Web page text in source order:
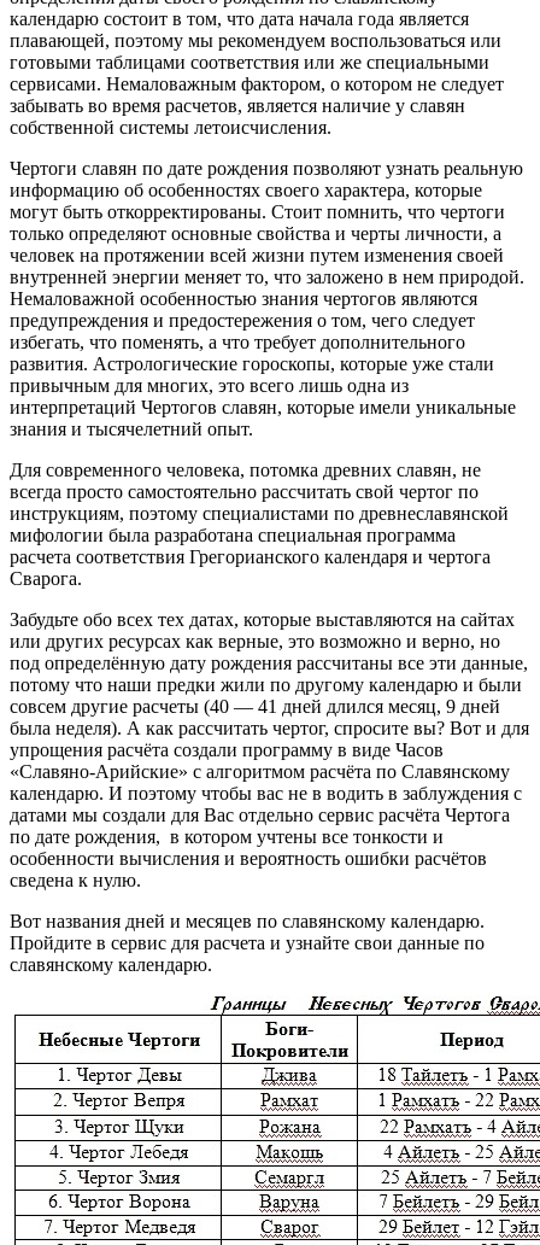
календарю состоит в том, что дата начала года является
плавающей, поэтому мы рекомендуем воспользоваться или
готовыми таблицами соответствия или же специальными
сервисами. Немаловажным фактором, о котором не следует
забывать во время расчетов, является наличие у славян
собственной системы летоисчисления.
Чертоги славян по дате рождения позволяют узнать реальную
информацию об особенностях своего характера, которые
могут быть откорректированы. Стоит помнить, что чертоги
только определяют основные свойства и черты личности, а
человек на протяжении всей жизни путем изменения своей
внутренней энергии меняет то, что заложено в нем природой.
Немаловажной особенностью знания чертогов являются
предупреждения и предостережения о том, чего следует
избегать, что поменять, а что требует дополнительного
развития. Астрологические гороскопы, которые уже стали
привычным для многих, это всего лишь одна из
интерпретаций Чертогов славян, которые имели уникальные
знания и тысячелетний опыт.
Для современного человека, потомка древних славян, не
всегда просто самостоятельно рассчитать свой чертог по
инструкциям, поэтому специалистами по древнеславянской
мифологии была разработана специальная программа
расчета соответствия Грегорианского календаря и чертога
Сварога.
Забудьте обо всех тех датах, которые выставляются на сайтах
или других ресурсах как верные, это возможно и верно, но
под определённую дату рождения рассчитаны все эти данные,
потому что наши предки жили по другому календарю и были
совсем другие расчеты (40 — 41 дней длился месяц, 9 дней
была неделя). А как рассчитать чертог, спросите вы? Вот и для
упрощения расчёта создали программу в виде Часов
«Славяно-Арийские» с алгоритмом расчёта по Славянскому
календарю. И поэтому чтобы вас не в водить в заблуждения с
датами мы создали для Вас отдельно сервис расчёта Чертога
по дате рождения, в котором учтены все тонкости и
особенности вычисления и вероятность ошибки расчётов
сведена к нулю.
Вот названия дней и месяцев по славянскому календарю.
Пройдите в сервис для расчета и узнайте свои данные по
славянскому календарю.